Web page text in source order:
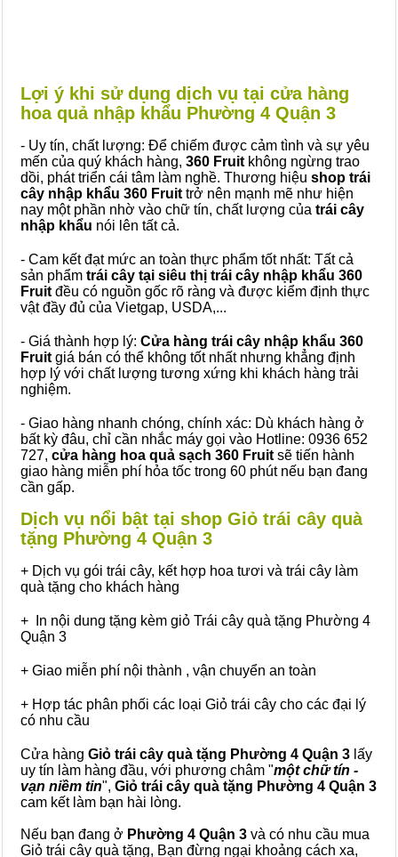
Lợi ý khi sử dụng dịch vụ tại cửa hàng
hoa quả nhập khẩu Phường 4 Quận 3
- Uy tín, chất lượng: Để chiếm được cảm tình và sự yêu
mến của quý khách hàng, 360 Fruit không ngừng trao
dồi, phát triển cái tâm làm nghề. Thương hiệu shop trái
cây nhập khẩu 360 Fruit trở nên mạnh mẽ như hiện
nay một phần nhờ vào chữ tín, chất lượng của trái cây
nhập khẩu nói lên tất cả.
- Cam kết đạt mức an toàn thực phẩm tốt nhất: Tất cả
sản phẩm trái cây tại siêu thị trái cây nhập khẩu 360
Fruit đều có nguồn gốc rõ ràng và được kiểm định thực
vật đầy đủ của Vietgap, USDA,...
- Giá thành hợp lý: Cửa hàng trái cây nhập khẩu 360
Fruit giá bán có thể không tốt nhất nhưng khẳng định
hợp lý với chất lượng tương xứng khi khách hàng trải
nghiệm.
- Giao hàng nhanh chóng, chính xác: Dù khách hàng ở
bất kỳ đâu, chỉ cần nhắc máy gọi vào Hotline: 0936 652
727, cửa hàng hoa quả sạch 360 Fruit sẽ tiến hành
giao hàng miễn phí hỏa tốc trong 60 phút nếu bạn đang
cần gấp.
Dịch vụ nổi bật tại shop Giỏ trái cây quà
tặng Phường 4 Quận 3
+ Dịch vụ gói trái cây, kết hợp hoa tươi và trái cây làm
quà tặng cho khách hàng
+ In nội dung tặng kèm giỏ Trái cây quà tặng Phường 4
Quận 3
+ Giao miễn phí nội thành , vận chuyển an toàn
+ Hợp tác phân phối các loại Giỏ trái cây cho các đại lý
có nhu cầu
Cửa hàng Giỏ trái cây quà tặng Phường 4 Quận 3 lấy
uy tín làm hàng đầu, với phương châm "một chữ tín -
vạn niềm tin", Giỏ trái cây quà tặng Phường 4 Quận 3
cam kết làm bạn hài lòng.
Nếu bạn đang ở Phường 4 Quận 3 và có nhu cầu mua
Giỏ trái cây quà tặng, Bạn đừng ngại khoảng cách xa,